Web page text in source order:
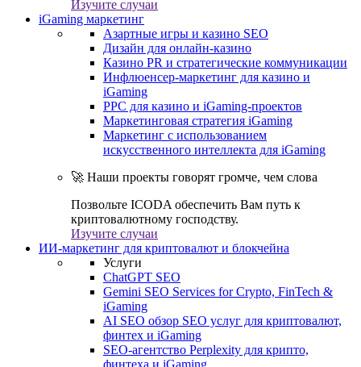
Изучите случаи
iGaming маркетинг
Азартные игры и казино SEO
Дизайн для онлайн-казино
Казино PR и стратегические коммуникации
Инфлюенсер-маркетинг для казино и
iGaming
PPC для казино и iGaming-проектов
Маркетинговая стратегия iGaming
Маркетинг с использованием
искусственного интеллекта для iGaming
🚀 Наши проекты говорят громче, чем слова
Позвольте ICODA обеспечить Вам путь к
криптовалютному господству.
Изучите случаи
ИИ-маркетинг для криптовалют и блокчейна
Услуги
ChatGPT SEO
Gemini SEO Services for Crypto, FinTech &
iGaming
AI SEO обзор SEO услуг для криптовалют,
финтех и iGaming
SEO-агентство Perplexity для крипто,
финтеха и iGaming